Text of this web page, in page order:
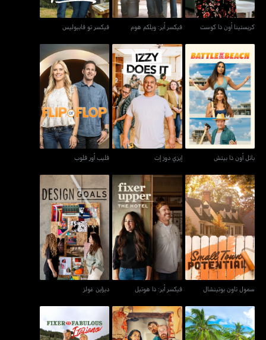
كريستينا أون ذا كوست فيكسر أبر: ويلكم هوم فيكسر تو فابيوليس
باتل أون ذا بيتش
باتل أون ذا بيتش
إيزي دوز إت
إيزي دوز إت
فليب أور فلوب
فليب أور فلوب
سمول تاون بوتينشال
سمول تاون بوتينشال
فيكسر أبر: ذا هوتيل
فيكسر أبر: ذا هوتيل
ديزاين غولز
ديزاين غولز